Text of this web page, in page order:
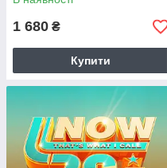
1 680 ₴
Купити